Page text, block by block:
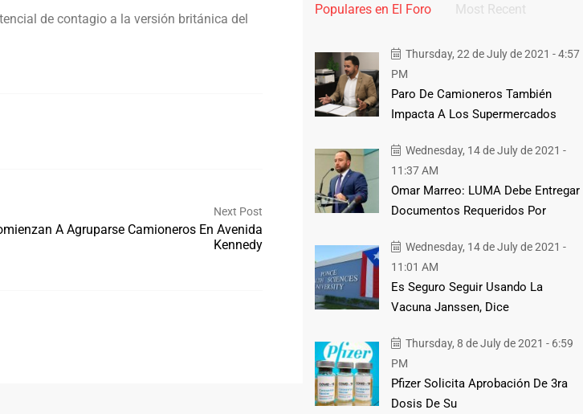
de contagio a la versión británica del
Next Post
A Agruparse Camioneros En Avenida
Kennedy
Populares en El Foro Most Recent
Thursday, 22 de July de 2021 - 4:57
PM
Paro De Camioneros También
Impacta A Los Supermercados
Wednesday, 14 de July de 2021 -
11:37 AM
Omar Marreo: LUMA Debe Entregar
Documentos Requeridos Por
Wednesday, 14 de July de 2021 -
11:01 AM
Es Seguro Seguir Usando La
Vacuna Janssen, Dice
Thursday, 8 de July de 2021 - 6:59
PM
Pfizer Solicita Aprobación De 3ra
Dosis De Su